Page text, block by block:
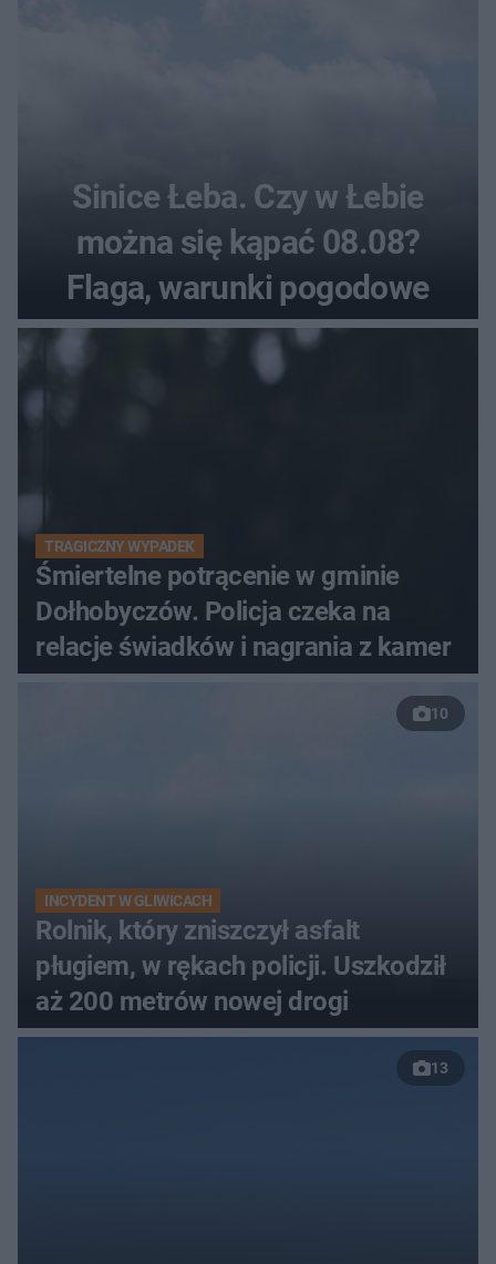
Sinice Łeba. Czy w Łebie
można się kąpać 08.08?
Flaga, warunki pogodowe
TRAGICZNY WYPADEK
Śmiertelne potrącenie w gminie
Dołhobyczów. Policja czeka na
relacje świadków i nagrania z kamer
10
INCYDENT W GLIWICACH
Rolnik, który zniszczył asfalt
pługiem, w rękach policji. Uszkodził
aż 200 metrów nowej drogi
13